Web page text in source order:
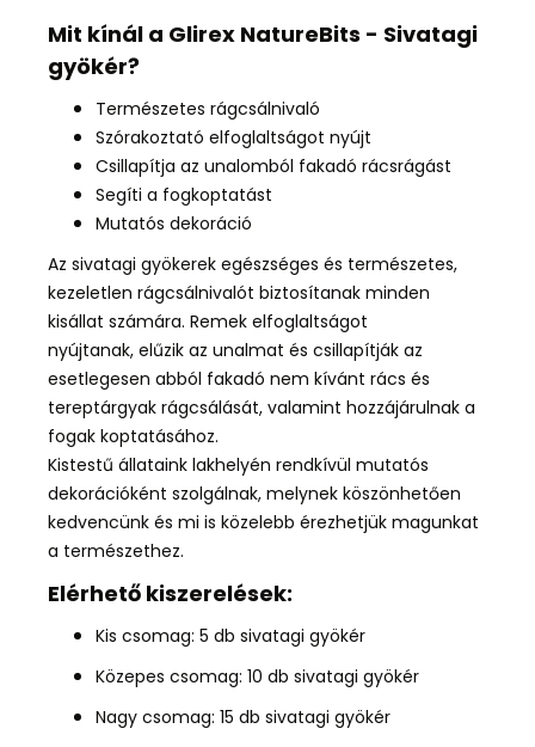
Mit kínál a Glirex NatureBits - Sivatagi
gyökér?
Természetes rágcsálnivaló
Szórakoztató elfoglaltságot nyújt
Csillapítja az unalomból fakadó rácsrágást
Segíti a fogkoptatást
Mutatós dekoráció
Az sivatagi gyökerek egészséges és természetes,
kezeletlen rágcsálnivalót biztosítanak minden
kisállat számára. Remek elfoglaltságot
nyújtanak, elűzik az unalmat és csillapítják az
esetlegesen abból fakadó nem kívánt rács és
tereptárgyak rágcsálását, valamint hozzájárulnak a
fogak koptatásához.
Kistestű állataink lakhelyén rendkívül mutatós
dekorációként szolgálnak, melynek köszönhetően
kedvencünk és mi is közelebb érezhetjük magunkat
a természethez.
Elérhető kiszerelések:
Kis csomag: 5 db sivatagi gyökér
Közepes csomag: 10 db sivatagi gyökér
Nagy csomag: 15 db sivatagi gyökér